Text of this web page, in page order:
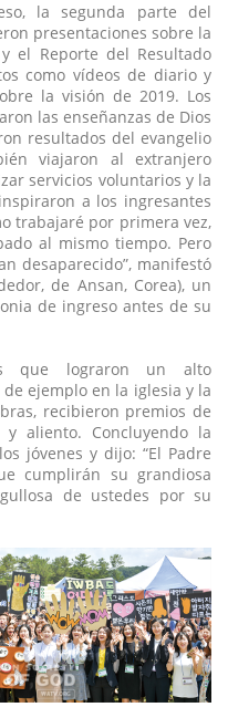
la segunda parte del
presentaciones sobre la
el Reporte del Resultado
como vídeos de diario y
la visión de 2019. Los
las enseñanzas de Dios
resultados del evangelio
viajaron al extranjero
servicios voluntarios y la
a los ingresantes
trabajaré por primera vez,
al mismo tiempo. Pero
desaparecido”, manifestó
de Ansan, Corea), un
de ingreso antes de su
que lograron un alto
ejemplo en la iglesia y la
recibieron premios de
aliento. Concluyendo la
jóvenes y dijo: “El Padre
cumplirán su grandiosa
de ustedes por su